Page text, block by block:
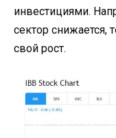
инвестициями.
сектор снижается,
свой рост.